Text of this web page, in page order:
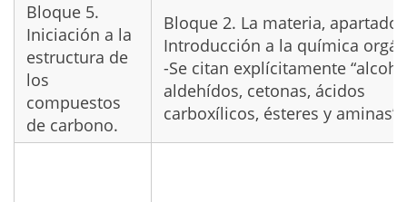
Bloque 5.
Iniciación a la
estructura de
los
compuestos
de carbono.
Bloque 2. La materia, apartado
Introducción a la química
-Se citan explícitamente
aldehídos, cetonas, ácidos
carboxílicos, ésteres y aminas”